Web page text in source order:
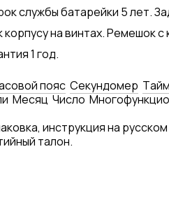
службы батарейки 5 лет.
на винтах. Ремешок с
1 год.
пояс Секундомер
Месяц Число
инструкция на русском
талон.